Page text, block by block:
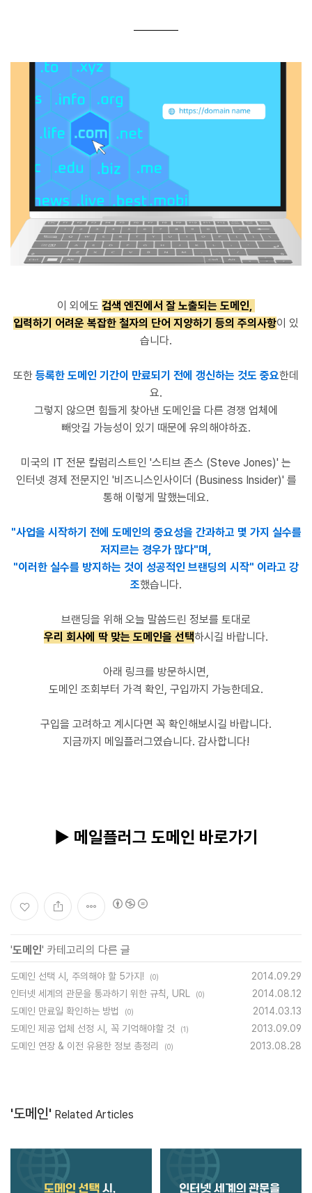
이 외에도 검색 엔진에서 잘 노출되는 도메인,
입력하기 어려운 복잡한 철자의 단어 지양하기 등의 주의사항이 있
습니다.
또한 등록한 도메인 기간이 만료되기 전에 갱신하는 것도 중요한데
요.
그렇지 않으면 힘들게 찾아낸 도메인을 다른 경쟁 업체에
빼앗길 가능성이 있기 때문에 유의해야하죠.
미국의 IT 전문 칼럼리스트인 '스티브 존스 (Steve Jones)' 는
인터넷 경제 전문지인 '비즈니스인사이더 (Business Insider)' 를
통해 이렇게 말했는데요.
"사업을 시작하기 전에 도메인의 중요성을 간과하고 몇 가지 실수를
저지르는 경우가 많다"며,
"이러한 실수를 방지하는 것이 성공적인 브랜딩의 시작" 이라고 강
조했습니다.
브랜딩을 위해 오늘 말씀드린 정보를 토대로
우리 회사에 딱 맞는 도메인을 선택하시길 바랍니다.
아래 링크를 방문하시면,
도메인 조회부터 가격 확인, 구입까지 가능한데요.
구입을 고려하고 계시다면 꼭 확인해보시길 바랍니다.
지금까지 메일플러그였습니다. 감사합니다!
▶ 메일플러그 도메인 바로가기
'도메인' 카테고리의 다른 글
도메인 선택 시, 주의해야 할 5가지! (0)
2014.09.29
인터넷 세계의 관문을 통과하기 위한 규칙, URL
(0)
2014.08.12
도메인 만료일 확인하는 방법
(0)
2014.03.13
도메인 제공 업체 선정 시, 꼭 기억해야할 것
(1)
2013.09.09
도메인 연장 & 이전 유용한 정보 총정리
(0) 2013.08.28
'도메인' Related Articles